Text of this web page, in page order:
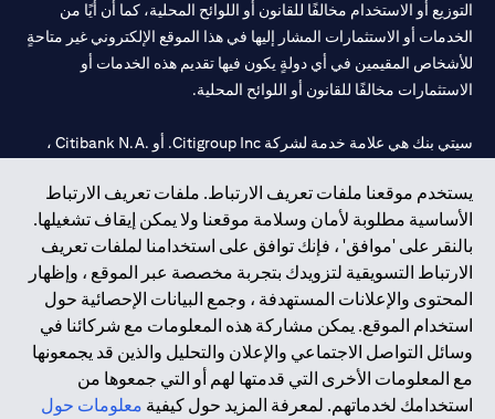
يستخدم موقعنا ملفات تعريف الارتباط. ملفات تعريف الارتباط
الأساسية مطلوبة لأمان وسلامة موقعنا ولا يمكن إيقاف تشغيلها.
بالنقر على 'موافق' ، فإنك توافق على استخدامنا لملفات تعريف
الارتباط التسويقية لتزويدك بتجربة مخصصة عبر الموقع ، وإظهار
المحتوى والإعلانات المستهدفة ، وجمع البيانات الإحصائية حول
استخدام الموقع. يمكن مشاركة هذه المعلومات مع شركائنا في
وسائل التواصل الاجتماعي والإعلان والتحليل والذين قد يجمعونها
مع المعلومات الأخرى التي قدمتها لهم أو التي جمعوها من
استخدامك لخدماتهم. لمعرفة المزيد حول كيفية معلومات حول
التوزيع أو الاستخدام مخالفًا للقانون أو اللوائح المحلية، كما أن أيًا من
الخدمات أو الاستثمارات المشار إليها في هذا الموقع الإلكتروني غير متاحةٍ
للأشخاص المقيمين في أي دولةٍ يكون فيها تقديم هذه الخدمات أو
الاستثمارات مخالفًا للقانون أو اللوائح المحلية.
سيتي بنك هي علامة خدمة لشركة Citigroup Inc. أو .Citibank N.A ،
سيتي بنك إن. إيه. الإمارات مسجل لدى مصرف الإمارات المركزي تحت
أرقام التراخيص 202563 لفرع الوصل في دبي، 531989 لفرع مول
الإمارات في دبي، وCN-1002019لفرع أبوظبي. هاتف: 4000 311 04.
فرع سيتي بنك إن إيه - الإمارات العربية المتحدة مرخص من مصرف
الإمارات العربية المتحدة المركزي كفرع لبنك أجنبي.
سيتي بنك إن إيه الإمارات العربية المتحدة مرخص من هيئة الأوراق المالية
والسلع في الإمارات العربية المتحدة ("SCA") للقيام بالنشاط المالي لـ أ)
الاستشارات المالية والتعريف والترويج بموجب ترخيص رقم